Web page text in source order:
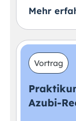
Mehr
Vortrag
Azubi-